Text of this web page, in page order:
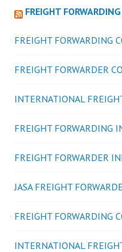
FREIGHT
FREIGHT FORWARDING
FREIGHT FORWARDER
INTERNATIONAL
FREIGHT FORWARDING
FREIGHT FORWARDER
JASA FREIGHT
FREIGHT FORWARDING
INTERNATIONAL